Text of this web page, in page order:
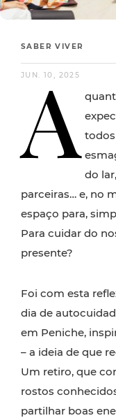
SABER VIVER
JUN. 10, 2025
A todos
do
parceiras… e, no
espaço para,
Para cuidar do
presente?
Foi com esta
dia de
em Peniche,
– a ideia de que
Um retiro, que
rostos
partilhar boas